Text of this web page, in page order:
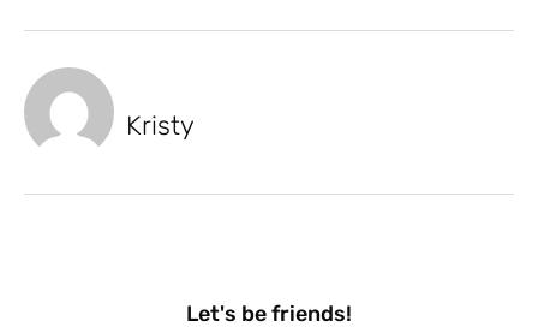
Kristy
Let's be friends!